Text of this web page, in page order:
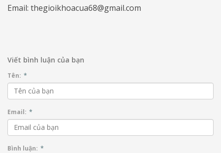
Email: thegioikhoacua68@gmail.com
Viết bình luận của bạn
Tên: *
Email: *
Bình luận: *